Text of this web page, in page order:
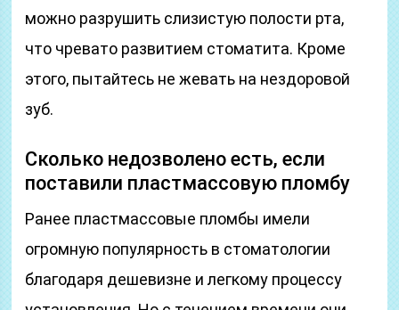
можно разрушить слизистую полости рта,
что чревато развитием стоматита. Кроме
этого, пытайтесь не жевать на нездоровой
зуб.
Сколько недозволено есть, если
поставили пластмассовую пломбу
Ранее пластмассовые пломбы имели
огромную популярность в стоматологии
благодаря дешевизне и легкому процессу